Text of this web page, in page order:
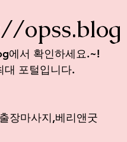
opss.blog
에서 확인하세요.~!
대 포털입니다.
장마사지,베리앤굿